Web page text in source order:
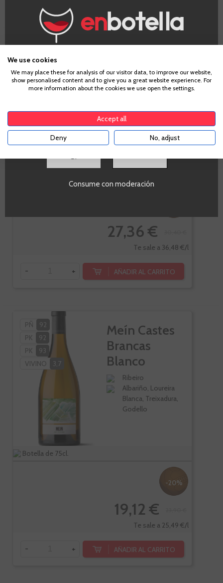
Blanco
Ribeiro
Albariño, Loureira
Blanca, Treixadura,
Godello,...
27,36 €
Te sale a 36,48 €/l
- + AÑADIR AL CARRITO
PÑ
92
PK
92
PK
93
VIVINO
3,7
Meín Castes
Brancas
Blanco
Ribeiro
Albariño, Loureira
Blanca, Treixadura,
Godello
Botella de 75cl.
-20%
19,12 €
Te sale a 25,49 €/l
- + AÑADIR AL CARRITO
¿Eres mayor de edad?
Para acceder a enbotella, debes tener la edad legal de
tu país de residencia, lo cual es suficiente para
aplicable. Confirma si tienes más de18años
Consume con moderación
We use cookies
We may place these for analysis of our visitor data, to improve our website,
show personalised content and to give you a great website experience. For
more information about the cookies we use open the settings.
Accept all
Deny No, adjust